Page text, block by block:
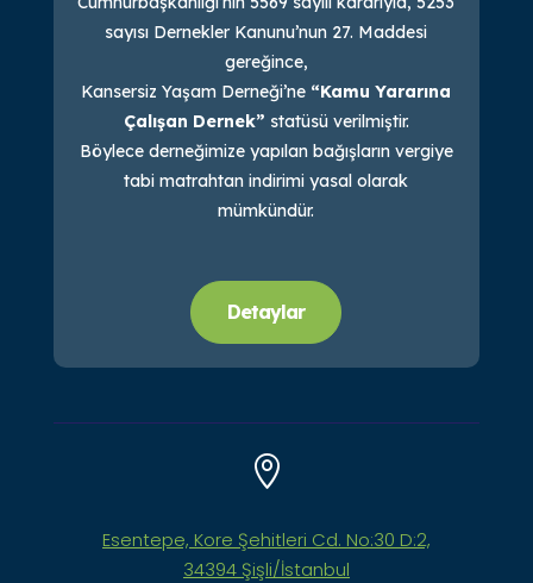
sayısı Dernekler Kanunu’nun 27. Maddesi
gereğince,
Kansersiz Yaşam Derneği’ne “Kamu Yararına
Çalışan Dernek” statüsü verilmiştir.
Böylece derneğimize yapılan bağışların vergiye
tabi matrahtan indirimi yasal olarak
mümkündür.
Detaylar

Esentepe, Kore Şehitleri Cd. No:30 D:2,
34394 Şişli/İstanbul